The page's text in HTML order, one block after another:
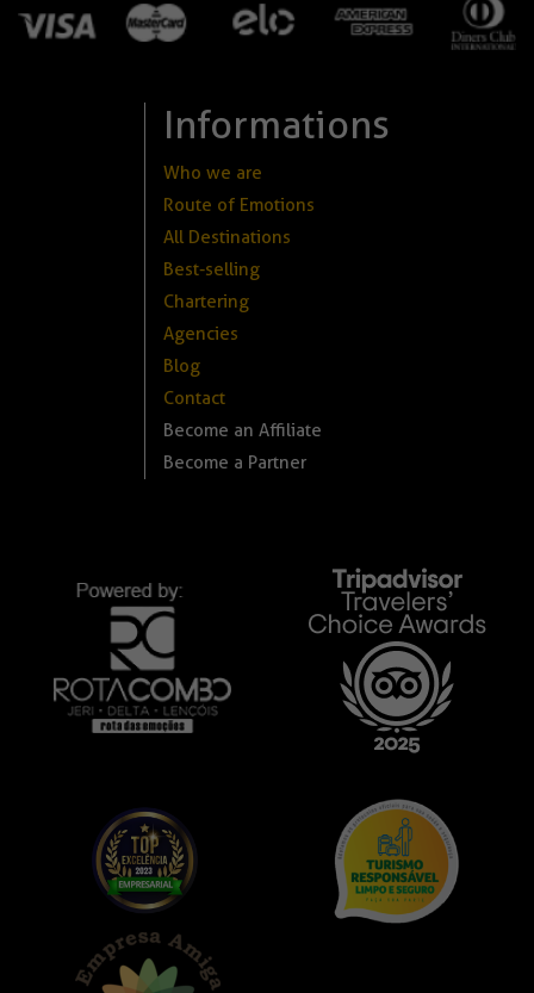
Informations
Who we are
Route of Emotions
All Destinations
Best-selling
Chartering
Agencies
Blog
Contact
Become an Affiliate
Become a Partner